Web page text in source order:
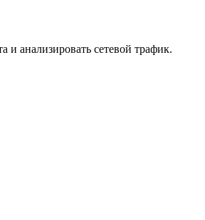
анализировать сетевой трафик.